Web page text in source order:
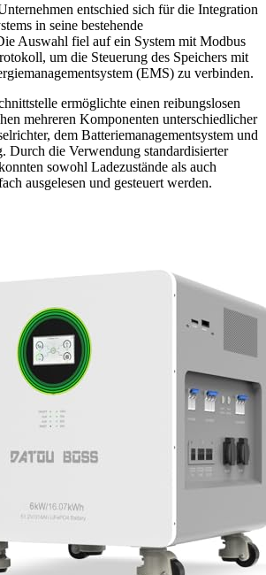
entschied sich für die Integration
in seine bestehende
Auswahl fiel auf ein System mit Modbus
um die Steuerung des Speichers mit
(EMS) zu verbinden.
ermöglichte einen reibungslosen
mehreren Komponenten unterschiedlicher
dem Batteriemanagementsystem und
Durch die Verwendung standardisierter
sowohl Ladezustände als auch
ausgelesen und gesteuert werden.